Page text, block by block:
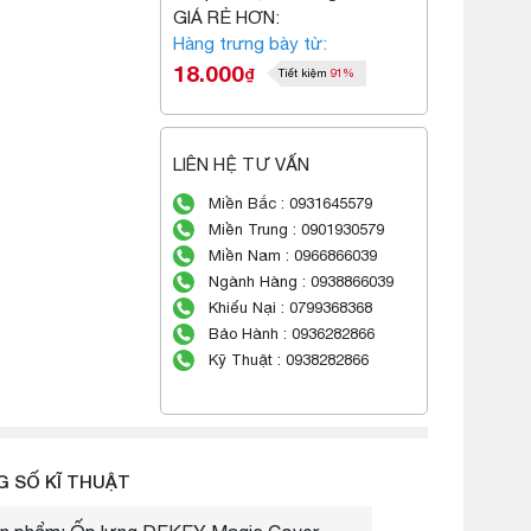
GIÁ RẺ HƠN:
Hàng trưng bày từ:
18.000₫ Tiết kiệm 91%
LIÊN HỆ TƯ VẤN
Miền Bắc : 0931645579
Miền Trung : 0901930579
Miền Nam : 0966866039
Ngành Hàng : 0938866039
Khiếu Nại : 0799368368
Bảo Hành : 0936282866
Kỹ Thuật : 0938282866
SỐ KĨ THUẬT